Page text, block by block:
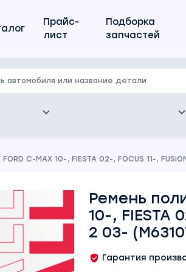
Прайс-
лист
Подборка
запчастей
C-MAX 10-, FIESTA 02-, FOCUS 11-,
Ремень
10-, FIESTA
2 03-
Гарантия